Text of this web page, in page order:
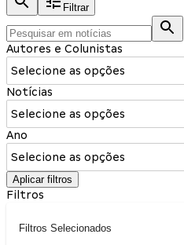
Filtrar
Autores e Colunistas
Selecione as opções
Notícias
Selecione as opções
Ano
Selecione as opções
Aplicar filtros
Filtros
Filtros Selecionados